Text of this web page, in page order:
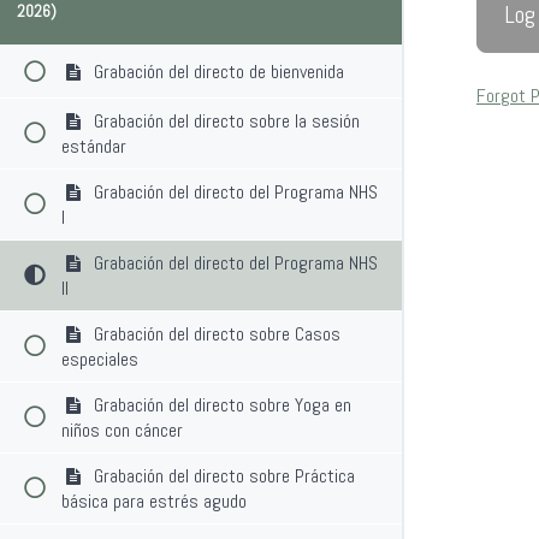
2026)
Grabación del directo de bienvenida
Grabación del directo sobre la sesión
estándar
Grabación del directo del Programa NHS
I
Grabación del directo del Programa NHS
II
Grabación del directo sobre Casos
especiales
Grabación del directo sobre Yoga en
niños con cáncer
Grabación del directo sobre Práctica
básica para estrés agudo
Forgot